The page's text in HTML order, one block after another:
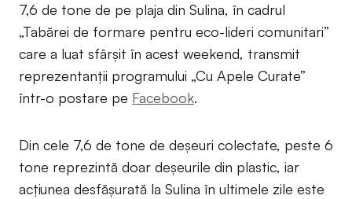
7,6 de tone de pe plaja din Sulina, în cadrul
„Tabărei de formare pentru eco-lideri comunitari”
care a luat sfârșit în acest weekend, transmit
reprezentanții programului „Cu Apele Curate”
într-o postare pe Facebook.
Din cele 7,6 de tone de deșeuri colectate, peste 6
tone reprezintă doar deșeurile din plastic, iar
acțiunea desfășurată la Sulina în ultimele zile este